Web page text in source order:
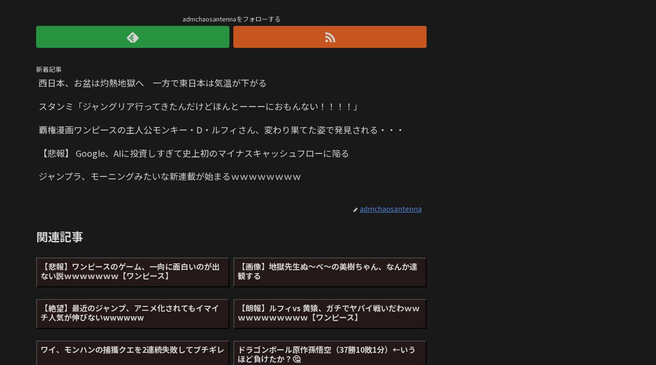
admchaosantennaをフォローする
新着記事
西日本、お盆は灼熱地獄へ 一方で東日本は気温が下がる
スタンミ「ジャングリア行ってきたんだけどほんとーーーにおもんない！！！！」
覇権漫画ワンピースの主人公モンキー・D・ルフィさん、変わり果てた姿で発見される・・・
【悲報】 Google、AIに投資しすぎて史上初のマイナスキャッシュフローに陥る
ジャンプラ、モーニングみたいな新連載が始まるｗｗｗｗｗｗｗｗ
admchaosantenna
関連記事
【悲報】ワンピースのゲーム、一向に面白いのが出
ない説ｗｗｗｗｗｗｗ【ワンピース】
【画像】地獄先生ぬ～べ～の美樹ちゃん、なんか達
観する
【絶望】最近のジャンプ、アニメ化されてもイマイ
チ人気が伸びないwwwwww
【朗報】ルフィvs 黄猿、ガチでヤバイ戦いだわｗｗ
ｗｗｗｗｗｗｗｗｗ【ワンピース】
ワイ、モンハンの捕獲クエを2連続失敗してブチギレ ドラゴンボール原作孫悟空（37勝10敗1分）←いう
ほど負けたか？🤔